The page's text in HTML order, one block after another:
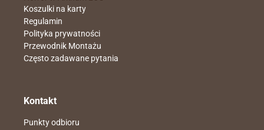
Koszulki na karty
Regulamin
Polityka prywatności
Przewodnik Montażu
Często zadawane pytania
Kontakt
Punkty odbioru